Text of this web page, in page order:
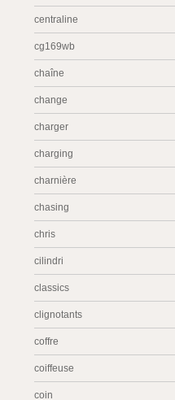
centraline
cg169wb
chaîne
change
charger
charging
charnière
chasing
chris
cilindri
classics
clignotants
coffre
coiffeuse
coin